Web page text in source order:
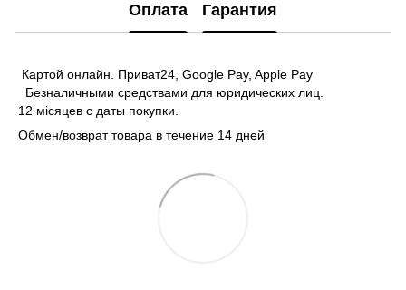
Оплата Гарантия
Картой онлайн. Приват24, Google Pay, Apple Pay
Безналичными средствами для юридических лиц.
12 місяцев с даты покупки.
Обмен/возврат товара в течение 14 дней